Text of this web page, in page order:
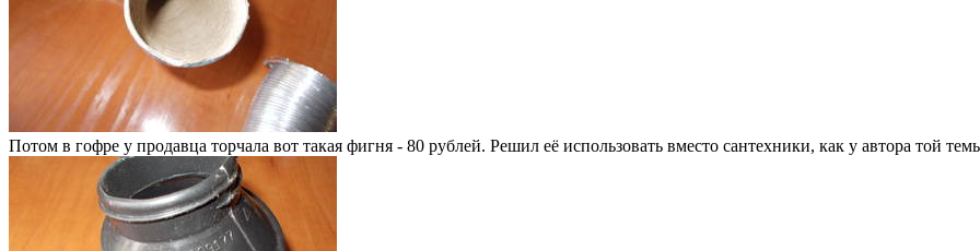
Потом в гофре у продавца торчала вот такая фигня - 80 рублей. Решил её использовать вместо сантехники, как у автора той